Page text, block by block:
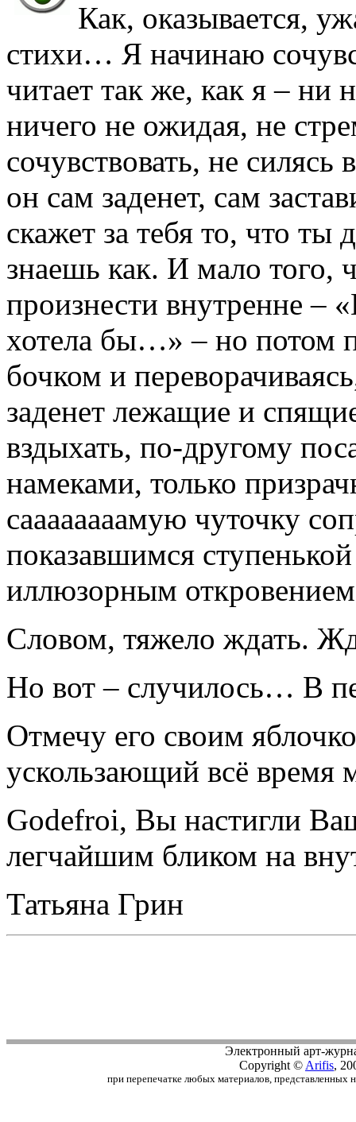
Как, оказывается,
стихи… Я начинаю
читает так же, как я – ни
ничего не ожидая, не
сочувствовать, не
он сам заденет, сам
скажет за тебя то, что ты
знаешь как. И мало того,
произнести внутренне –
хотела бы…» – но потом
бочком и
заденет лежащие и
вздыхать, по-другому
намеками, только
саааааааамую чуточку
показавшимся
иллюзорным
Словом, тяжело ждать.
Но вот – случилось… В
Отмечу его своим
ускользающий всё время
Godefroi, Вы настигли
легчайшим бликом на
Татьяна Грин
Электронный арт-
Copyright © Arifis,
при перепечатке любых материалов, представленных